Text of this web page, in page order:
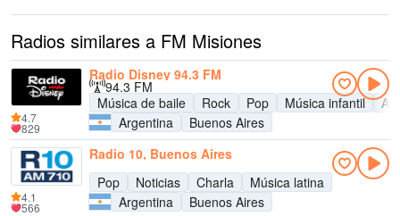
Radios similares a FM Misiones
Radio Disney 94.3 FM
94.3 FM
Música de baile
Rock Pop Música infantil
Argentina
Buenos Aires
4.7
829
Radio 10, Buenos Aires
Pop
Noticias Charla
Música latina
Argentina
Buenos Aires
4.1
566